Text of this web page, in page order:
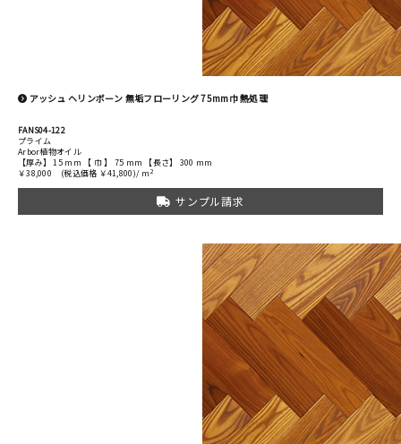
アッシュ ヘリンボーン 無垢フローリング 75mm巾 熱処理
FANS04-122
プライム
Arbor植物オイル
【厚み】 15 mm 【 巾 】 75 mm 【長さ】 300 mm
￥38,000
(税込価格 ￥41,800)/ m 2
サンプル請求